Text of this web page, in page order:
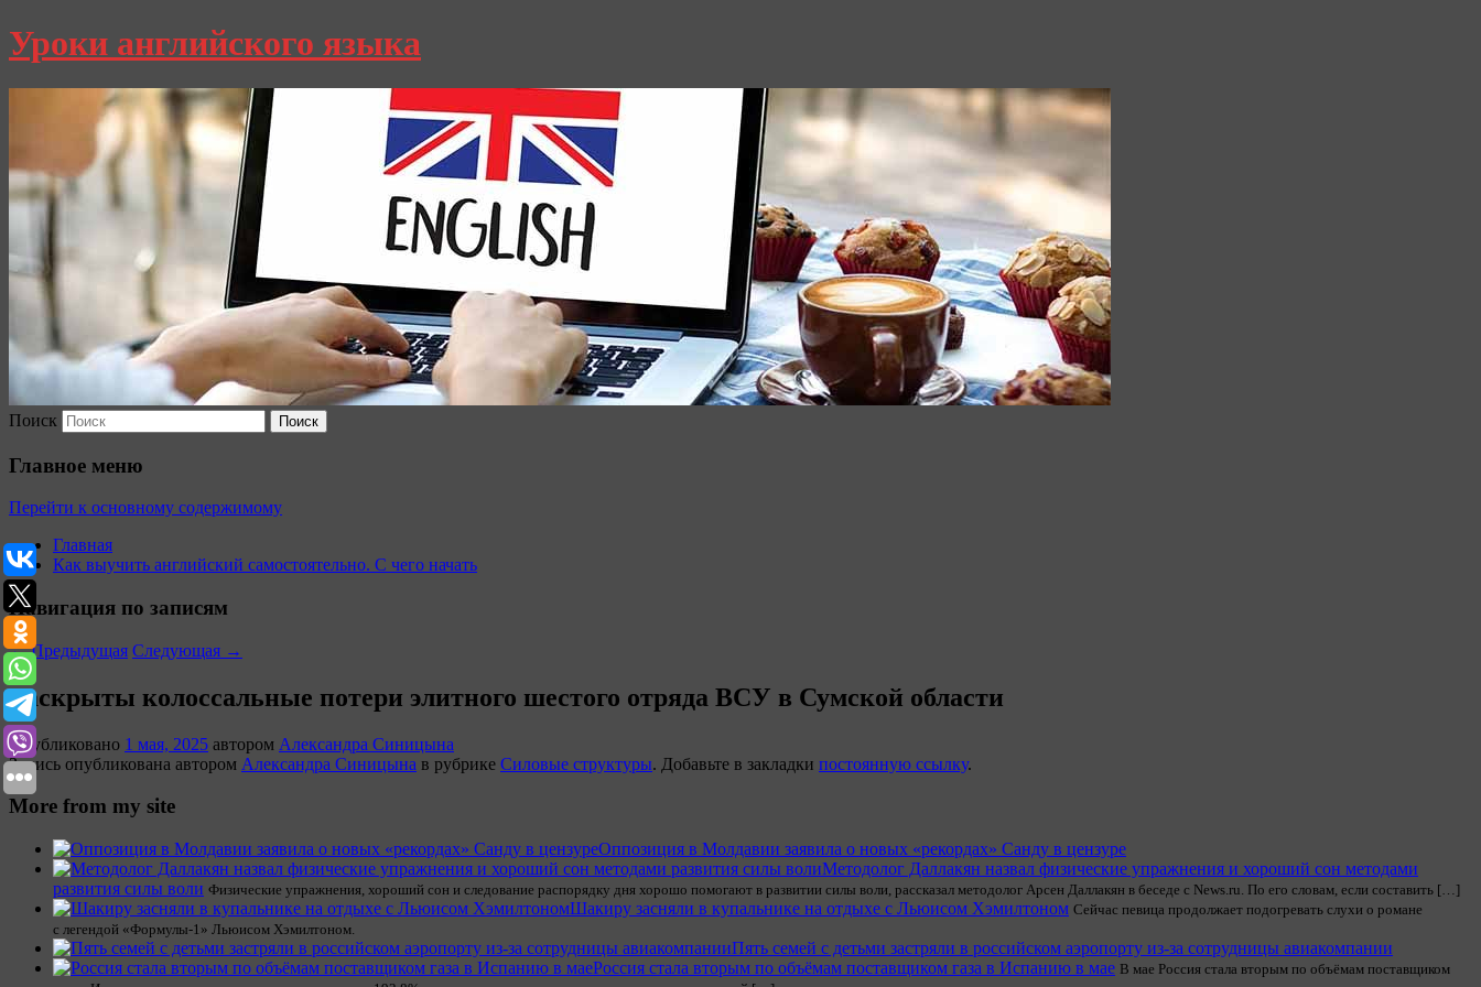
Уроки английского языка
Поиск
Главное меню
Перейти к основному содержимому
Главная
Как выучить английский самостоятельно. С чего начать
Навигация по записям
←Предыдущая Следующая →
Раскрыты колоссальные потери элитного шестого отряда ВСУ в Сумской области
Опубликовано 1 мая, 2025 автором Александра Синицына
Запись опубликована автором Александра Синицына в рубрике Силовые структуры. Добавьте в закладки постоянную ссылку.
More from my site
Оппозиция в Молдавии заявила о новых «рекордах» Санду в цензуре
Методолог Даллакян назвал физические упражнения и хороший сон методами
развития силы воли Физические упражнения, хороший сон и следование распорядку дня хорошо помогают в развитии силы воли, рассказал методолог Арсен Даллакян в беседе с News.ru. По его словам, если составить […]
Шакиру засняли в купальнике на отдыхе с Льюисом Хэмилтоном Сейчас певица продолжает подогревать слухи о романе
с легендой «Формулы-1» Льюисом Хэмилтоном.
Пять семей с детьми застряли в российском аэропорту из-за сотрудницы авиакомпании
Россия стала вторым по объёмам поставщиком газа в Испанию в мае В мае Россия стала вторым по объёмам поставщиком